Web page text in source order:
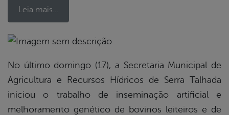
Leia mais…
No último domingo (17), a Secretaria Municipal de
Agricultura e Recursos Hídricos de Serra Talhada
iniciou o trabalho de inseminação artificial e
melhoramento genético de bovinos leiteiros e de